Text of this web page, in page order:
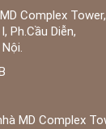
Complex Tower,
Ph.Cầu Diễn,
MD Complex